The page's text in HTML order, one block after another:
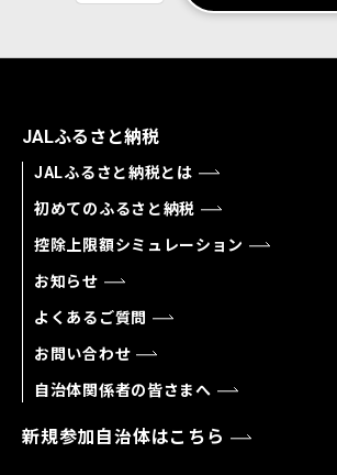
JALふるさと納税
JALふるさと納税とは
初めてのふるさと納税
控除上限額シミュレーション
お知らせ
よくあるご質問
お問い合わせ
自治体関係者の皆さまへ
新規参加自治体はこちら